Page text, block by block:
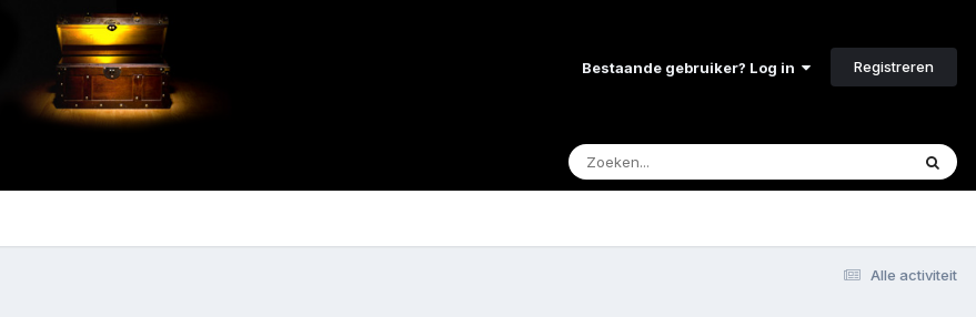
Bestaande gebruiker? Log in Registreren
Alle activiteit